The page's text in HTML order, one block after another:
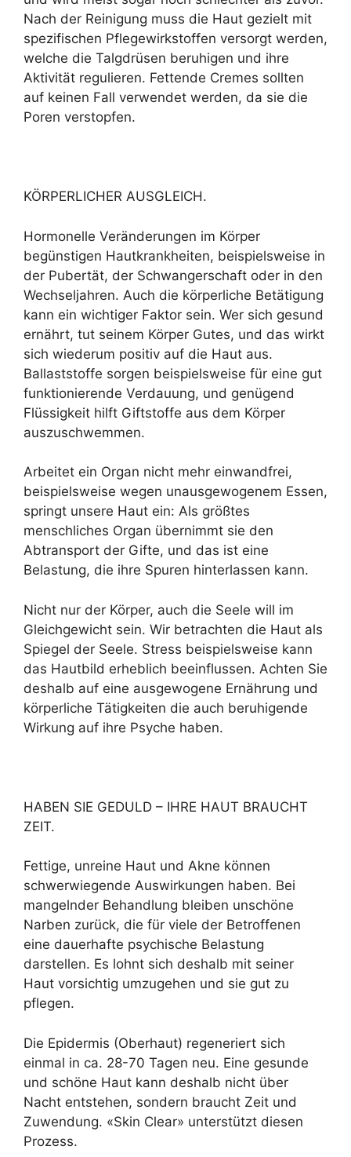
Nach der Reinigung muss die Haut gezielt mit
spezifischen Pflegewirkstoffen versorgt werden,
welche die Talgdrüsen beruhigen und ihre
Aktivität regulieren. Fettende Cremes sollten
auf keinen Fall verwendet werden, da sie die
Poren verstopfen.
KÖRPERLICHER AUSGLEICH.
Hormonelle Veränderungen im Körper
begünstigen Hautkrankheiten, beispielsweise in
der Pubertät, der Schwangerschaft oder in den
Wechseljahren. Auch die körperliche Betätigung
kann ein wichtiger Faktor sein. Wer sich gesund
ernährt, tut seinem Körper Gutes, und das wirkt
sich wiederum positiv auf die Haut aus.
Ballaststoffe sorgen beispielsweise für eine gut
funktionierende Verdauung, und genügend
Flüssigkeit hilft Giftstoffe aus dem Körper
auszuschwemmen.
Arbeitet ein Organ nicht mehr einwandfrei,
beispielsweise wegen unausgewogenem Essen,
springt unsere Haut ein: Als größtes
menschliches Organ übernimmt sie den
Abtransport der Gifte, und das ist eine
Belastung, die ihre Spuren hinterlassen kann.
Nicht nur der Körper, auch die Seele will im
Gleichgewicht sein. Wir betrachten die Haut als
Spiegel der Seele. Stress beispielsweise kann
das Hautbild erheblich beeinflussen. Achten Sie
deshalb auf eine ausgewogene Ernährung und
körperliche Tätigkeiten die auch beruhigende
Wirkung auf ihre Psyche haben.
HABEN SIE GEDULD – IHRE HAUT BRAUCHT
ZEIT.
Fettige, unreine Haut und Akne können
schwerwiegende Auswirkungen haben. Bei
mangelnder Behandlung bleiben unschöne
Narben zurück, die für viele der Betroffenen
eine dauerhafte psychische Belastung
darstellen. Es lohnt sich deshalb mit seiner
Haut vorsichtig umzugehen und sie gut zu
pflegen.
Die Epidermis (Oberhaut) regeneriert sich
einmal in ca. 28-70 Tagen neu. Eine gesunde
und schöne Haut kann deshalb nicht über
Nacht entstehen, sondern braucht Zeit und
Zuwendung. «Skin Clear» unterstützt diesen
Prozess.